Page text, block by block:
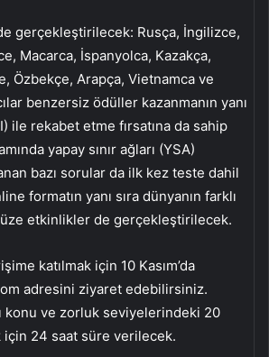
gerçekleştirilecek: Rusça, İngilizce,
Macarca, İspanyolca, Kazakça,
Özbekçe, Arapça, Vietnamca ve
benzersiz ödüller kazanmanın yanı
ile rekabet etme fırsatına da sahip
yapay sınır ağları (YSA)
bazı sorular da ilk kez teste dahil
formatın yanı sıra dünyanın farklı
etkinlikler de gerçekleştirilecek.
katılmak için 10 Kasım’da
adresini ziyaret edebilirsiniz.
konu ve zorluk seviyelerindeki 20
için 24 saat süre verilecek.